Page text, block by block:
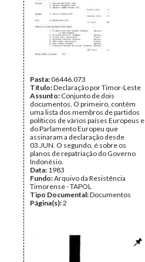
Pasta:06446.073
Título:Declaração por Timor-Leste
Assunto: Conjunto de dois
documentos. O primeiro, contém
uma lista dos membros de partidos
políticos de vários países Europeus e
do Parlamento Europeu que
assinaram a declaração desde
03.JUN. O segundo, é sobre os
planos de repatriação do Governo
Indonésio.
Data: 1983
Fundo:Arquivo da Resistência
Timorense - TAPOL
Tipo Documental:Documentos
Página(s):2